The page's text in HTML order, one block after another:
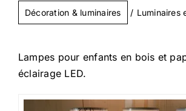
Décoration & luminaires Luminaires
Lampes pour enfants en bois et
éclairage LED.